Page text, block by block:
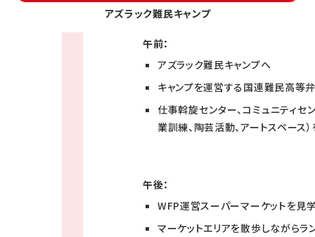
アズラック難民キャンプ
午前：
アズラック難民キャンプへ
キャンプを運営する国連難民高等
仕事斡旋センター、コミュニティセ
業訓練、陶芸活動、アートスペース
午後：
WFP運営スーパーマーケットを見
マーケットエリアを散歩しながらラ